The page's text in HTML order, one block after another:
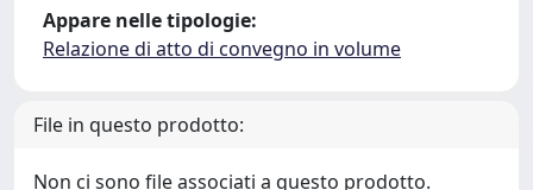
Appare nelle tipologie:
Relazione di atto di convegno in volume
File in questo prodotto:
Non ci sono file associati a questo prodotto.